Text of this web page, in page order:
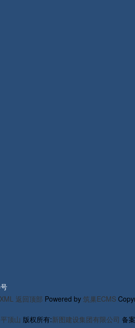
XML 返回顶部 Powered by 筑巢ECMS
平顶山 版权所有:新图建设集团有限公司 备